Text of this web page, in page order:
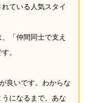
ている人気スタイ
「仲間同士で支え
。
良いです。わからな
になるまで、あな